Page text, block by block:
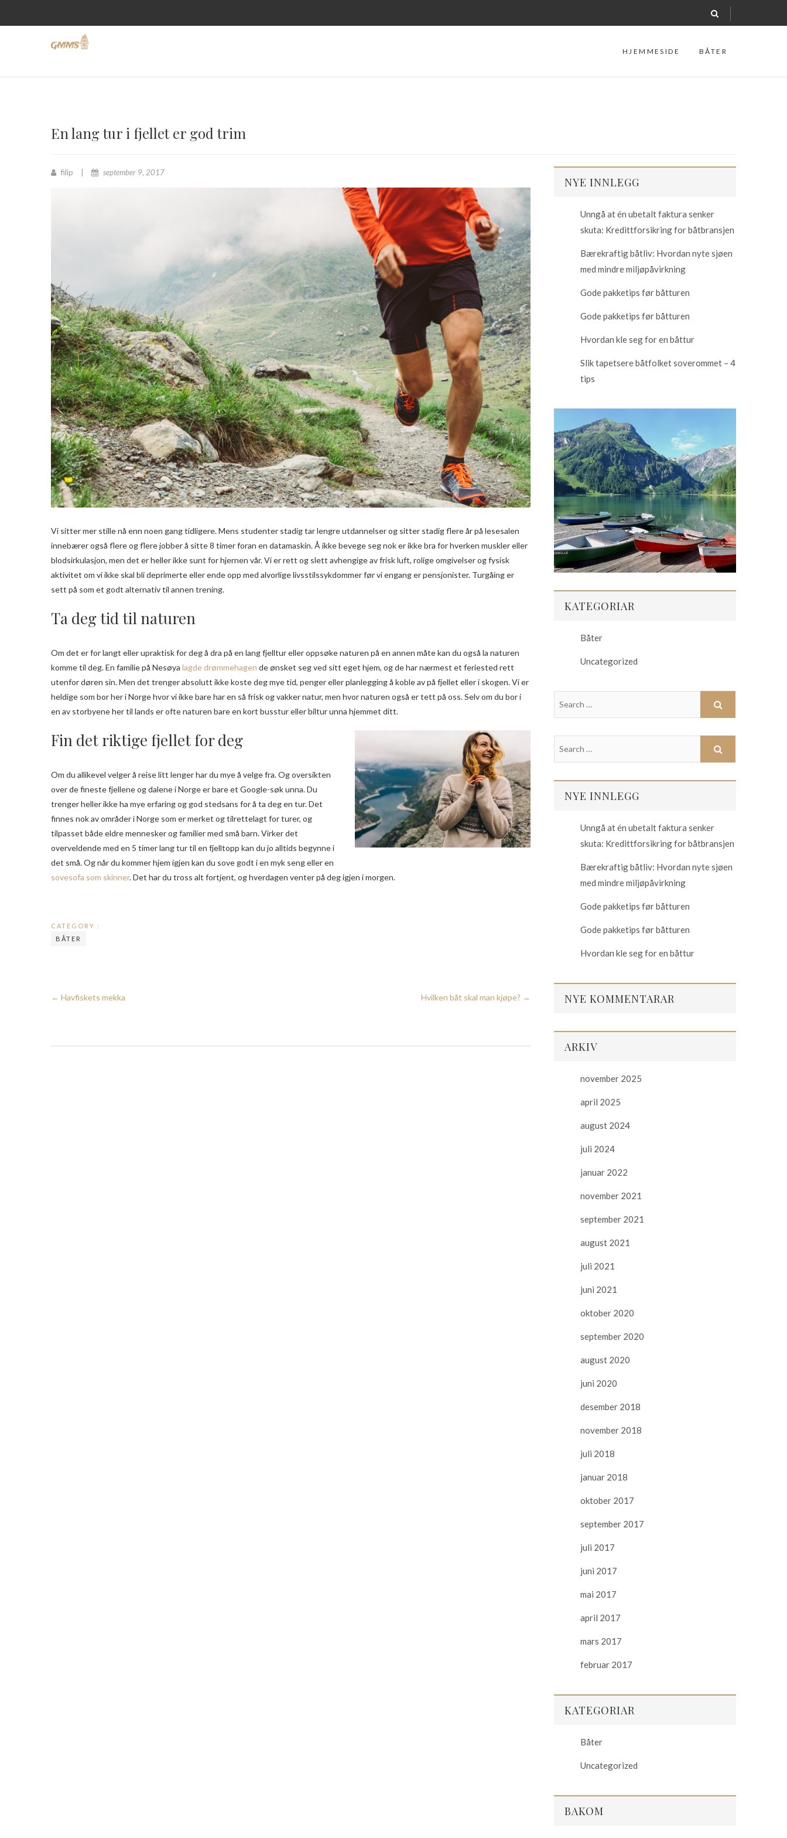
HJEMMESIDE BÅTER
En lang tur i fjellet er god trim
filip september 9, 2017
Vi sitter mer stille nå enn noen gang tidligere. Mens studenter stadig tar lengre utdannelser og sitter stadig flere år på lesesalen
innebærer også flere og flere jobber å sitte 8 timer foran en datamaskin. Å ikke bevege seg nok er ikke bra for hverken muskler eller
blodsirkulasjon, men det er heller ikke sunt for hjernen vår. Vi er rett og slett avhengige av frisk luft, rolige omgivelser og fysisk
aktivitet om vi ikke skal bli deprimerte eller ende opp med alvorlige livsstilssykdommer før vi engang er pensjonister. Turgåing er
sett på som et godt alternativ til annen trening.
Ta deg tid til naturen
Om det er for langt eller upraktisk for deg å dra på en lang fjelltur eller oppsøke naturen på en annen måte kan du også la naturen
komme til deg. En familie på Nesøya lagde drømmehagen de ønsket seg ved sitt eget hjem, og de har nærmest et feriested rett
utenfor døren sin. Men det trenger absolutt ikke koste deg mye tid, penger eller planlegging å koble av på fjellet eller i skogen. Vi er
heldige som bor her i Norge hvor vi ikke bare har en så frisk og vakker natur, men hvor naturen også er tett på oss. Selv om du bor i
en av storbyene her til lands er ofte naturen bare en kort busstur eller biltur unna hjemmet ditt.
Fin det riktige fjellet for deg
Om du allikevel velger å reise litt lenger har du mye å velge fra. Og oversikten
over de fineste fjellene og dalene i Norge er bare et Google-søk unna. Du
trenger heller ikke ha mye erfaring og god stedsans for å ta deg en tur. Det
finnes nok av områder i Norge som er merket og tilrettelagt for turer, og
tilpasset både eldre mennesker og familier med små barn. Virker det
overveldende med en 5 timer lang tur til en fjelltopp kan du jo alltids begynne i
det små. Og når du kommer hjem igjen kan du sove godt i en myk seng eller en
sovesofa som skinner. Det har du tross alt fortjent, og hverdagen venter på deg igjen i morgen.
CATEGORY :
BÅTER
← Havfiskets mekka Hvilken båt skal man kjøpe? →
NYE INNLEGG
Unngå at én ubetalt faktura senker
skuta: Kredittforsikring for båtbransjen
Bærekraftig båtliv: Hvordan nyte sjøen
med mindre miljøpåvirkning
Gode pakketips før båtturen
Gode pakketips før båtturen
Hvordan kle seg for en båttur
Slik tapetsere båtfolket soverommet – 4
tips
KATEGORIAR
Båter
Uncategorized
NYE INNLEGG
Unngå at én ubetalt faktura senker
skuta: Kredittforsikring for båtbransjen
Bærekraftig båtliv: Hvordan nyte sjøen
med mindre miljøpåvirkning
Gode pakketips før båtturen
Gode pakketips før båtturen
Hvordan kle seg for en båttur
NYE KOMMENTARAR
ARKIV
november 2025
april 2025
august 2024
juli 2024
januar 2022
november 2021
september 2021
august 2021
juli 2021
juni 2021
oktober 2020
september 2020
august 2020
juni 2020
desember 2018
november 2018
juli 2018
januar 2018
oktober 2017
september 2017
juli 2017
juni 2017
mai 2017
april 2017
mars 2017
februar 2017
KATEGORIAR
Båter
Uncategorized
BAKOM